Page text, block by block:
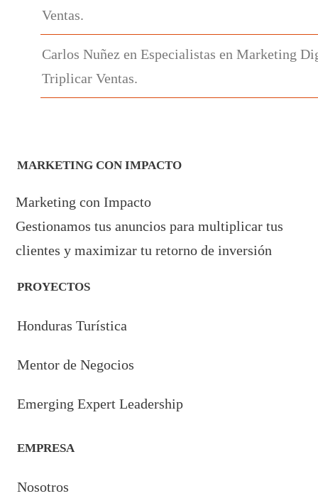
Ventas.
Carlos Nuñez enEspecialistas en Marketing
Triplicar Ventas.
MARKETING CON IMPACTO
Marketing con Impacto
Gestionamos tus anuncios para multiplicar tus
clientes y maximizar tu retorno de inversión
PROYECTOS
Honduras Turística
Mentor de Negocios
Emerging Expert Leadership
EMPRESA
Nosotros